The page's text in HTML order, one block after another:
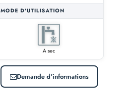
MODE D'UTILISATION
A sec
Demande d'informations